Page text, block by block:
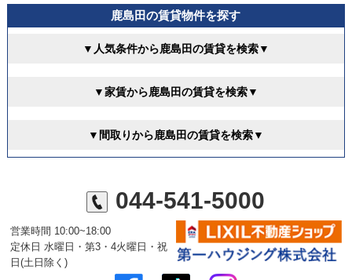
鹿島田の賃貸物件を探す
▼人気条件から鹿島田の賃貸を検索▼
▼家賃から鹿島田の賃貸を検索▼
▼間取りから鹿島田の賃貸を検索▼
044-541-5000
営業時間 10:00~18:00
定休日 水曜日・第3・4火曜日・祝
日(土日除く)